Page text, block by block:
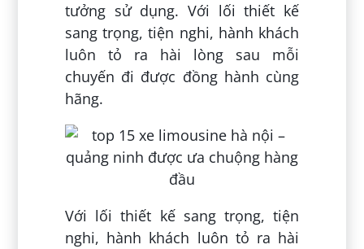
tưởng sử dụng. Với lối thiết kế
sang trọng, tiện nghi, hành khách
luôn tỏ ra hài lòng sau mỗi
chuyến đi được đồng hành cùng
hãng.
Với lối thiết kế sang trọng, tiện
nghi, hành khách luôn tỏ ra hài